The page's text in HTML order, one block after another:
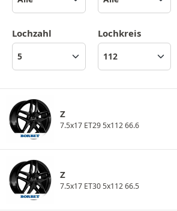
Lochzahl Lochkreis
Z
7.5x17 ET29 5x112 66.6
Z
7.5x17 ET30 5x112 66.5